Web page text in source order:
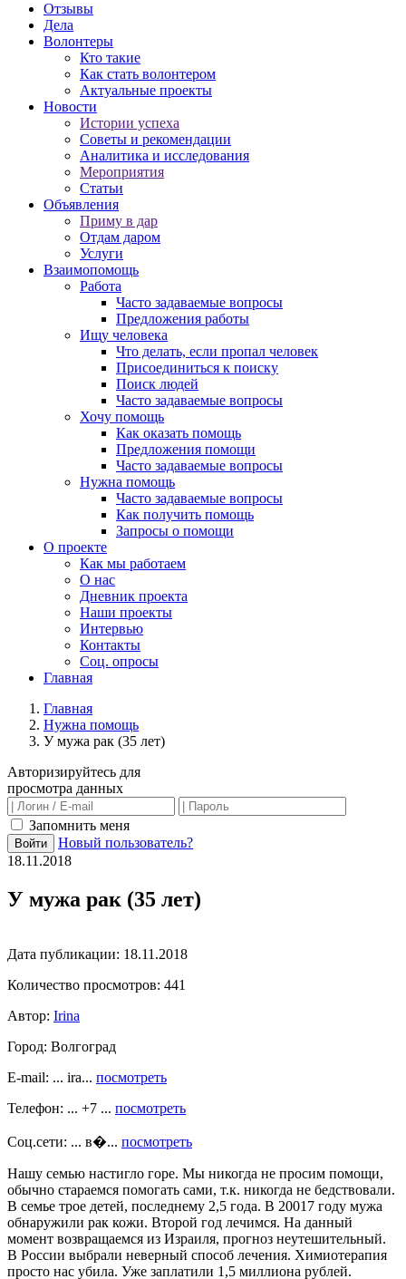
Отзывы
Дела
Волонтеры
Кто такие
Как стать волонтером
Актуальные проекты
Новости
Истории успеха
Советы и рекомендации
Аналитика и исследования
Мероприятия
Статьи
Объявления
Приму в дар
Отдам даром
Услуги
Взаимопомощь
Работа
Часто задаваемые вопросы
Предложения работы
Ищу человека
Что делать, если пропал человек
Присоединиться к поиску
Поиск людей
Часто задаваемые вопросы
Хочу помощь
Как оказать помощь
Предложения помощи
Часто задаваемые вопросы
Нужна помощь
Часто задаваемые вопросы
Как получить помощь
Запросы о помощи
О проекте
Как мы работаем
О нас
Дневник проекта
Наши проекты
Интервью
Контакты
Соц. опросы
Главная
Главная
Нужна помощь
У мужа рак (35 лет)
Авторизируйтесь для
просмотра данных
Запомнить меня
Войти
Новый пользователь?
18.11.2018
У мужа рак (35 лет)
Дата публикации: 18.11.2018
Количество просмотров: 441
Автор: Irina
Город: Волгоград
E-mail: ... ira... посмотреть
Телефон: ... +7 ... посмотреть
Соц.сети: ... в�... посмотреть
Нашу семью настигло горе. Мы никогда не просим помощи,
обычно стараемся помогать сами, т.к. никогда не бедствовали.
В семье трое детей, последнему 2,5 года. В 20017 году мужа
обнаружили рак кожи. Второй год лечимся. На данный
момент возвращаемся из Израиля, прогноз неутешительный.
В России выбрали неверный способ лечения. Химиотерапия
просто нас убила. Уже заплатили 1,5 миллиона рублей.